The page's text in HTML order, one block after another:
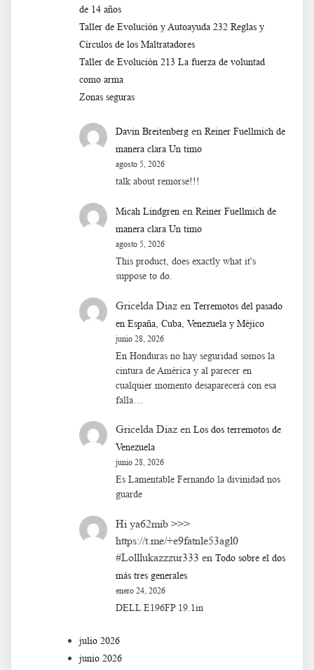
de 14 años
Taller de Evolución y Autoayuda 232 Reglas y
Círculos de los Maltratadores
Taller de Evoluciòn 213 La fuerza de voluntad
como arma
Zonas seguras
Davin Breitenberg en Reiner Fuellmich de
manera clara Un timo
agosto 5, 2026
talk about remorse!!!
Micah Lindgren en Reiner Fuellmich de
manera clara Un timo
agosto 5, 2026
This product, does exactly what it's
suppose to do.
Gricelda Diaz en Terremotos del pasado
en España, Cuba, Venezuela y Méjico
junio 28, 2026
En Honduras no hay seguridad somos la
cintura de América y al parecer en
cualquier momento desaparecerá con esa
falla…
Gricelda Diaz en Los dos terremotos de
Venezuela
junio 28, 2026
Es Lamentable Fernando la divinidad nos
guarde
Hi ya62mib >>>
https://t.me/+e9fatnle53agl0
#Lolllukazzzur333 en Todo sobre el dos
más tres generales
enero 24, 2026
DELL E196FP 19.1in
julio 2026
junio 2026